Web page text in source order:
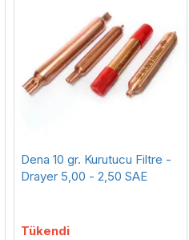
Dena 10 gr. Kurutucu Filtre -
Drayer 5,00 - 2,50 SAE
Tükendi